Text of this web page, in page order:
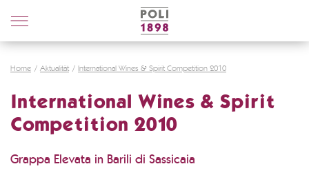
Poli
Distillerie
Home Aktualität International Wines & Spirit Competition 2010
International Wines & Spirit
Competition 2010
Grappa Elevata in Barili di Sassicaia